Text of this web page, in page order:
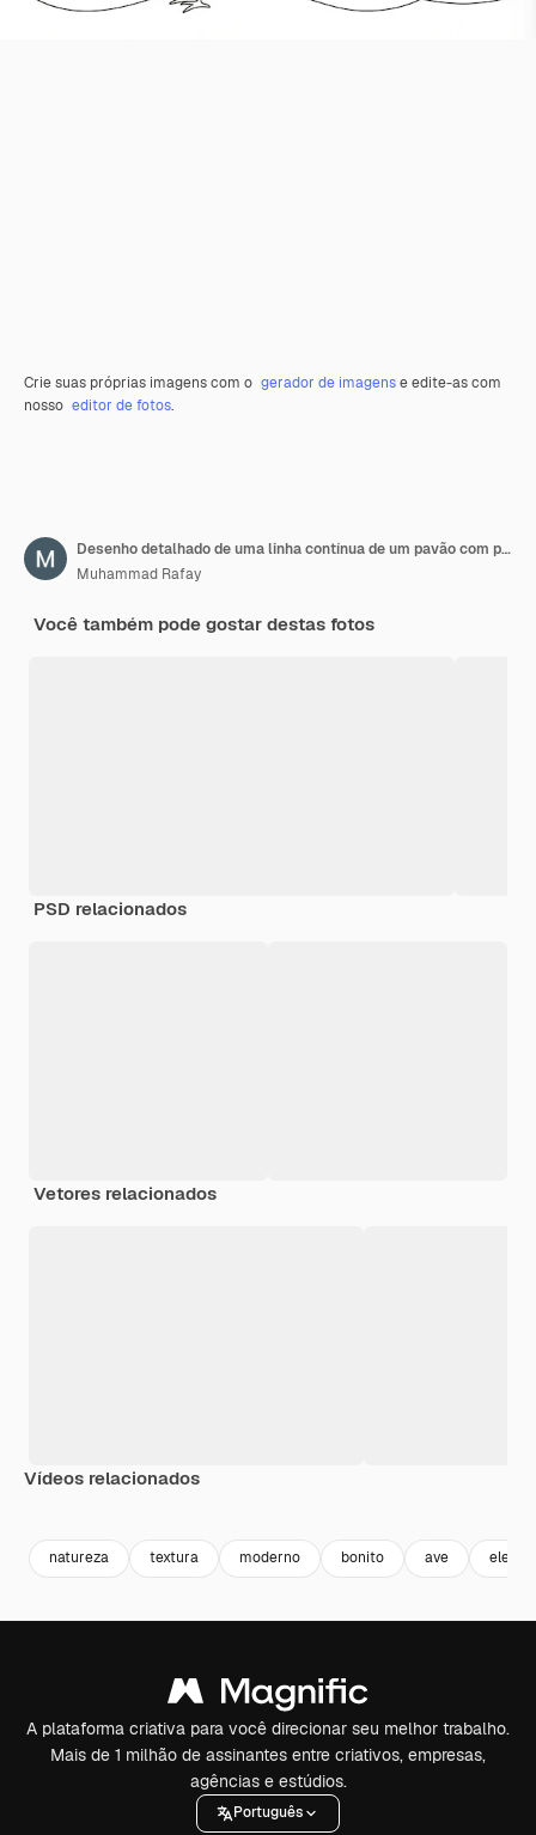
Crie suas próprias imagens com o gerador de imagense edite-as com
nosso editor de fotos.
Desenho detalhado de uma linha contínua de um pavão com penas
Muhammad Rafay
Você também pode gostar destas fotos
PSD relacionados
Vetores relacionados
Vídeos relacionados
natureza textura moderno bonito ave
A plataforma criativa para você direcionar seu melhor trabalho.
Mais de 1 milhão de assinantes entre criativos, empresas,
agências e estúdios.
Português